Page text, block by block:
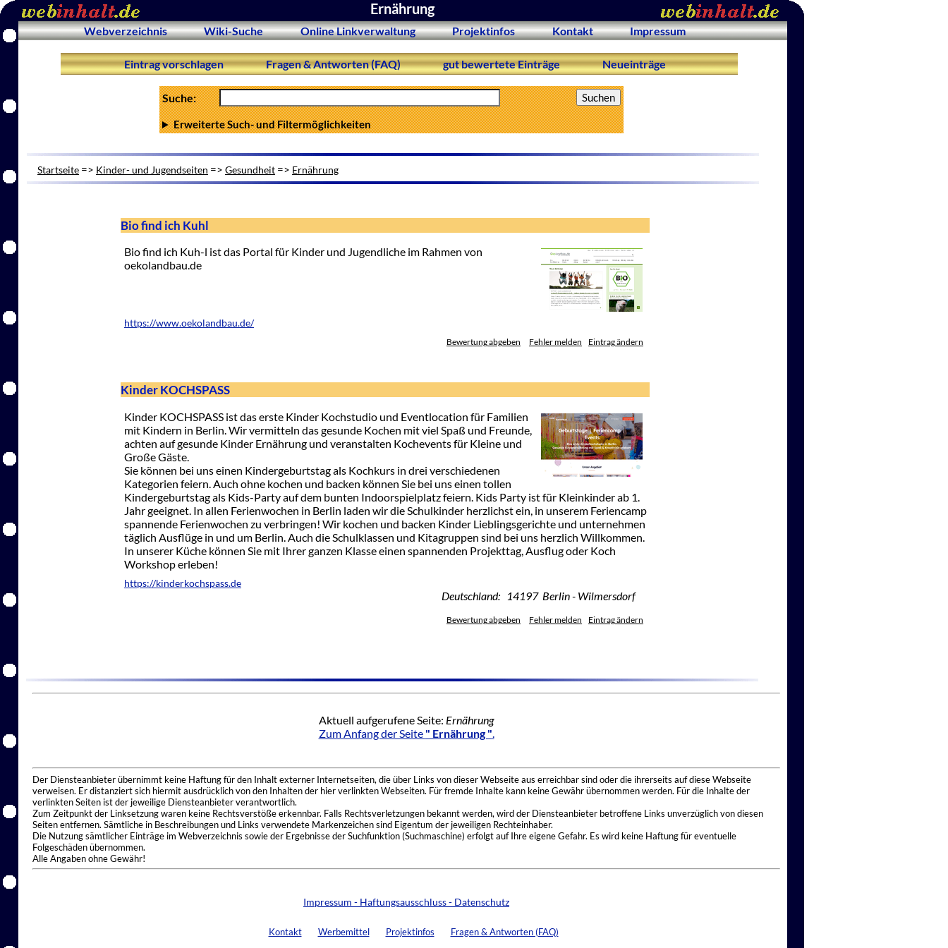
Ernährung
Webverzeichnis Wiki-Suche Online Linkverwaltung Projektinfos Kontakt Impressum
Eintrag vorschlagen Fragen & Antworten (FAQ) gut bewertete Einträge Neueinträge
Suche:
Erweiterte Such- und Filtermöglichkeiten
Startseite => Kinder- und Jugendseiten => Gesundheit => Ernährung
Bio find ich Kuhl
Bio find ich Kuh-l ist das Portal für Kinder und Jugendliche im Rahmen von
oekolandbau.de
https://www.oekolandbau.de/
Bewertung abgeben Fehler melden Eintrag ändern
Kinder KOCHSPASS
Kinder KOCHSPASS ist das erste Kinder Kochstudio und Eventlocation für Familien
mit Kindern in Berlin. Wir vermitteln das gesunde Kochen mit viel Spaß und Freunde,
achten auf gesunde Kinder Ernährung und veranstalten Kochevents für Kleine und
Große Gäste.
Sie können bei uns einen Kindergeburtstag als Kochkurs in drei verschiedenen
Kategorien feiern. Auch ohne kochen und backen können Sie bei uns einen tollen
Kindergeburtstag als Kids-Party auf dem bunten Indoorspielplatz feiern. Kids Party ist für Kleinkinder ab 1.
Jahr geeignet. In allen Ferienwochen in Berlin laden wir die Schulkinder herzlichst ein, in unserem Feriencamp
spannende Ferienwochen zu verbringen! Wir kochen und backen Kinder Lieblingsgerichte und unternehmen
täglich Ausflüge in und um Berlin. Auch die Schulklassen und Kitagruppen sind bei uns herzlich Willkommen.
In unserer Küche können Sie mit Ihrer ganzen Klasse einen spannenden Projekttag, Ausflug oder Koch
Workshop erleben!
https://kinderkochspass.de
Deutschland: 14197 Berlin - Wilmersdorf
Bewertung abgeben Fehler melden Eintrag ändern
Aktuell aufgerufene Seite: Ernährung
Zum Anfang der Seite " Ernährung ".
Der Diensteanbieter übernimmt keine Haftung für den Inhalt externer Internetseiten, die über Links von dieser Webseite aus erreichbar sind oder die ihrerseits auf diese Webseite
verweisen. Er distanziert sich hiermit ausdrücklich von den Inhalten der hier verlinkten Webseiten. Für fremde Inhalte kann keine Gewähr übernommen werden. Für die Inhalte der
verlinkten Seiten ist der jeweilige Diensteanbieter verantwortlich.
Zum Zeitpunkt der Linksetzung waren keine Rechtsverstöße erkennbar. Falls Rechtsverletzungen bekannt werden, wird der Diensteanbieter betroffene Links unverzüglich von diesen
Seiten entfernen. Sämtliche in Beschreibungen und Links verwendete Markenzeichen sind Eigentum der jeweiligen Rechteinhaber.
Die Nutzung sämtlicher Einträge im Webverzeichnis sowie der Ergebnisse der Suchfunktion (Suchmaschine) erfolgt auf Ihre eigene Gefahr. Es wird keine Haftung für eventuelle
Folgeschäden übernommen.
Alle Angaben ohne Gewähr!
Impressum - Haftungsausschluss - Datenschutz
Kontakt Werbemittel Projektinfos Fragen & Antworten (FAQ)